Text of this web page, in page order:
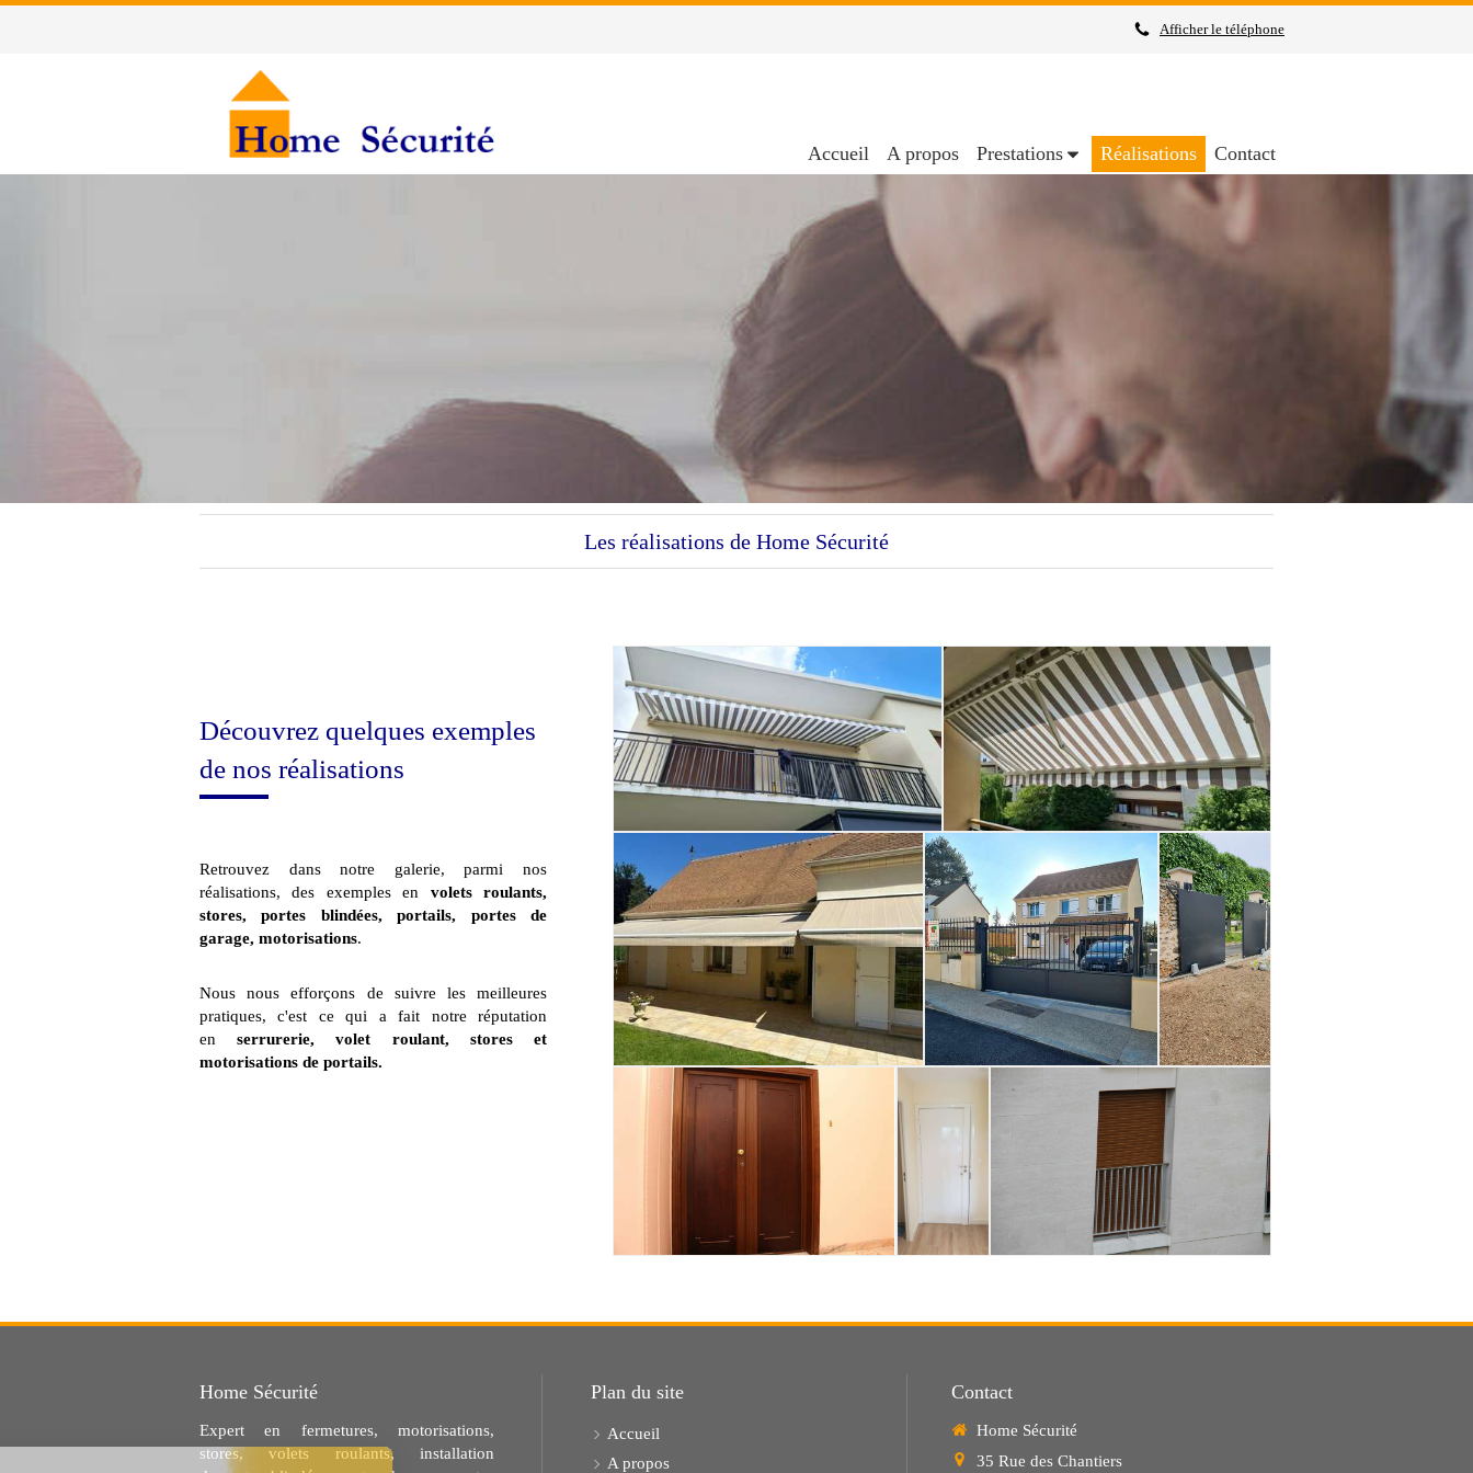
Afficher le téléphone
Accueil A propos Prestations Réalisations Contact
Les réalisations de Home Sécurité
Découvrez quelques exemples
de nos réalisations
Retrouvez dans notre galerie, parmi nos
réalisations, des exemples en volets roulants,
stores, portes blindées, portails, portes de
garage, motorisations.
Nous nous efforçons de suivre les meilleures
pratiques, c'est ce qui a fait notre réputation
enserrurerie, volet roulant, stores et
motorisations de portails.
Home Sécurité
Expert en fermetures, motorisations,
stores, volets roulants, installation
Plan du site
Accueil
A propos
Contact
Home Sécurité
35 Rue des Chantiers